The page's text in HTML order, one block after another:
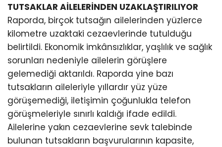
TUTSAKLAR AİLELERİNDEN UZAKLAŞTIRILIYOR
Raporda, birçok tutsağın ailelerinden yüzlerce
kilometre uzaktaki cezaevlerinde tutulduğu
belirtildi. Ekonomik imkânsızlıklar, yaşlılık ve sağlık
sorunları nedeniyle ailelerin görüşlere
gelemediği aktarıldı. Raporda yine bazı
tutsakların aileleriyle yıllardır yüz yüze
görüşemediği, iletişimin çoğunlukla telefon
görüşmeleriyle sınırlı kaldığı ifade edildi.
Ailelerine yakın cezaevlerine sevk talebinde
bulunan tutsakların başvurularının kapasite,